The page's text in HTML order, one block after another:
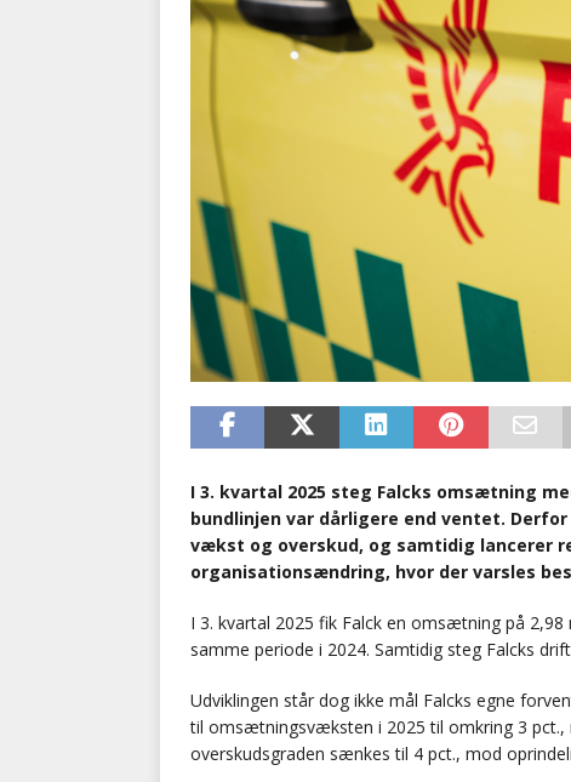
I 3. kvartal 2025 steg Falcks omsætning
bundlinjen var dårligere end ventet.
vækst og overskud, og samtidig lancerer
organisationsændring, hvor der varsles
I 3. kvartal 2025 fik Falck en omsætning på
samme periode i 2024. Samtidig steg Falcks
Udviklingen står dog ikke mål Falcks egne
til omsætningsvæksten i 2025 til omkring 3 pct.,
overskudsgraden sænkes til 4 pct., mod